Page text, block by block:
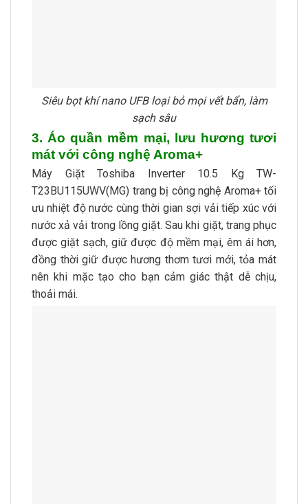
Siêu bọt khí nano UFB loại bỏ mọi vết bẩn, làm
sạch sâu
3. Áo quần mềm mại, lưu hương tươi
mát với công nghệ Aroma+
Máy Giặt Toshiba Inverter 10.5 Kg TW-
T23BU115UWV(MG) trang bị công nghệ Aroma+ tối
ưu nhiệt độ nước cùng thời gian sợi vải tiếp xúc với
nước xả vải trong lồng giặt. Sau khi giặt, trang phục
được giặt sạch, giữ được độ mềm mại, êm ái hơn,
đồng thời giữ được hương thơm tươi mới, tỏa mát
nên khi mặc tạo cho bạn cảm giác thật dễ chịu,
thoải mái.